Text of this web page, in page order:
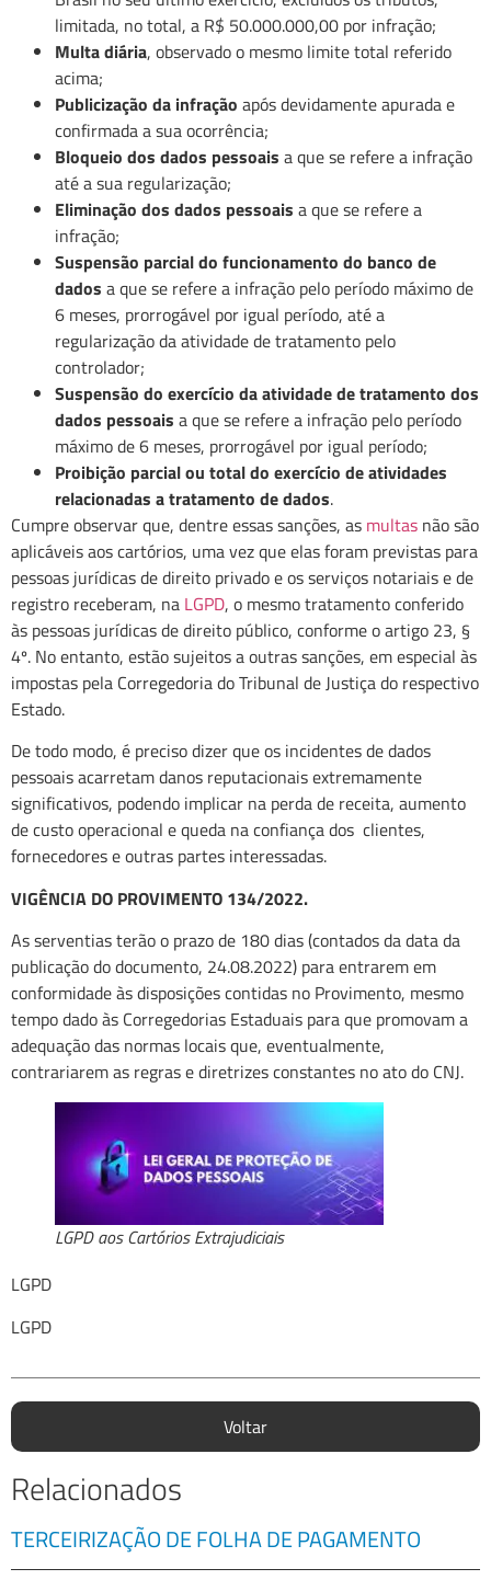
limitada, no total, a R$ 50.000.000,00 por infração;
Multa diária, observado o mesmo limite total referido
acima;
Publicização da infração após devidamente apurada e
confirmada a sua ocorrência;
Bloqueio dos dados pessoais a que se refere a infração
até a sua regularização;
Eliminação dos dados pessoais a que se refere a
infração;
Suspensão parcial do funcionamento do banco de
dados a que se refere a infração pelo período máximo de
6 meses, prorrogável por igual período, até a
regularização da atividade de tratamento pelo
controlador;
Suspensão do exercício da atividade de tratamento dos
dados pessoais a que se refere a infração pelo período
máximo de 6 meses, prorrogável por igual período;
Proibição parcial ou total do exercício de atividades
relacionadas a tratamento de dados.
Cumpre observar que, dentre essas sanções, as multas não são
aplicáveis aos cartórios, uma vez que elas foram previstas para
pessoas jurídicas de direito privado e os serviços notariais e de
registro receberam, na LGPD, o mesmo tratamento conferido
às pessoas jurídicas de direito público, conforme o artigo 23, §
4º. No entanto, estão sujeitos a outras sanções, em especial às
impostas pela Corregedoria do Tribunal de Justiça do respectivo
Estado.
De todo modo, é preciso dizer que os incidentes de dados
pessoais acarretam danos reputacionais extremamente
significativos, podendo implicar na perda de receita, aumento
de custo operacional e queda na confiança dos clientes,
fornecedores e outras partes interessadas.
VIGÊNCIA DO PROVIMENTO 134/2022.
As serventias terão o prazo de 180 dias (contados da data da
publicação do documento, 24.08.2022) para entrarem em
conformidade às disposições contidas no Provimento, mesmo
tempo dado às Corregedorias Estaduais para que promovam a
adequação das normas locais que, eventualmente,
contrariarem as regras e diretrizes constantes no ato do CNJ.
LGPD aos Cartórios Extrajudiciais
LGPD
LGPD
Voltar
Relacionados
TERCEIRIZAÇÃO DE FOLHA DE PAGAMENTO